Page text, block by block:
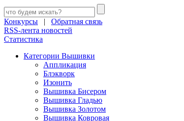
Конкурсы | Обратная связь
RSS-лента новостей
Статистика
Категории Вышивки
Аппликация
Блэкворк
Изонить
Вышивка Бисером
Вышивка Гладью
Вышивка Золотом
Вышивка Ковровая